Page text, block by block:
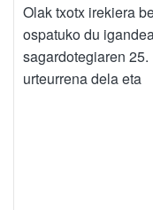
Olak txotx irekiera
ospatuko du
sagardotegiaren 25.
urteurrena dela eta